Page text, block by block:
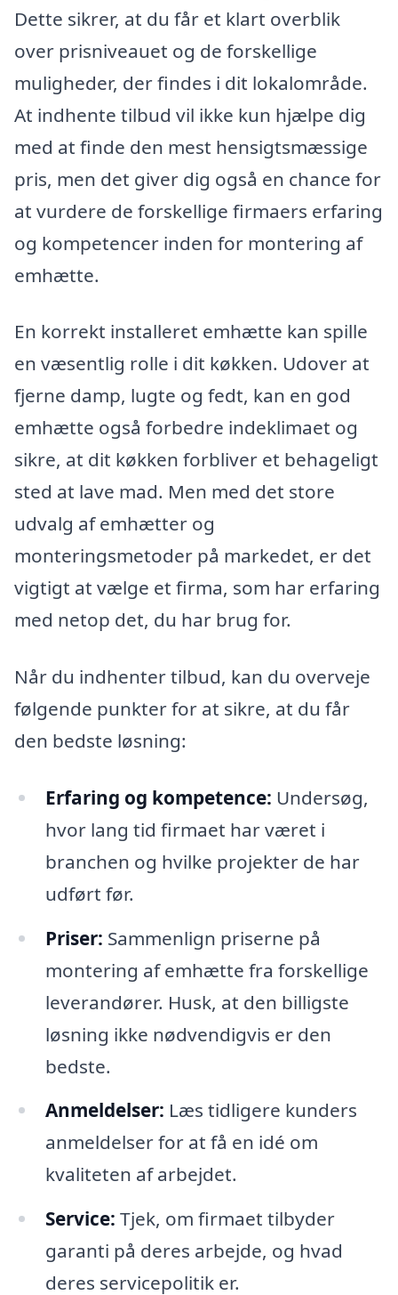
Dette sikrer, at du får et klart overblik
over prisniveauet og de forskellige
muligheder, der findes i dit lokalområde.
At indhente tilbud vil ikke kun hjælpe dig
med at finde den mest hensigtsmæssige
pris, men det giver dig også en chance for
at vurdere de forskellige firmaers erfaring
og kompetencer inden for montering af
emhætte.
En korrekt installeret emhætte kan spille
en væsentlig rolle i dit køkken. Udover at
fjerne damp, lugte og fedt, kan en god
emhætte også forbedre indeklimaet og
sikre, at dit køkken forbliver et behageligt
sted at lave mad. Men med det store
udvalg af emhætter og
monteringsmetoder på markedet, er det
vigtigt at vælge et firma, som har erfaring
med netop det, du har brug for.
Når du indhenter tilbud, kan du overveje
følgende punkter for at sikre, at du får
den bedste løsning:
Erfaring og kompetence: Undersøg,
hvor lang tid firmaet har været i
branchen og hvilke projekter de har
udført før.
Priser: Sammenlign priserne på
montering af emhætte fra forskellige
leverandører. Husk, at den billigste
løsning ikke nødvendigvis er den
bedste.
Anmeldelser: Læs tidligere kunders
anmeldelser for at få en idé om
kvaliteten af arbejdet.
Service: Tjek, om firmaet tilbyder
garanti på deres arbejde, og hvad
deres servicepolitik er.